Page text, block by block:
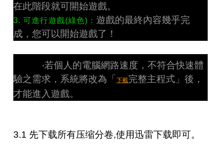
在此階段就可開始遊戲。
3. 可進行遊戲(綠色)： 遊戲的最終內容幾乎完
成，您可以開始遊戲了！
‧若個人的電腦網路速度，不符合快速體
驗之需求，系統將改為「 下載完整主程式」後，
才能進入遊戲。
3.1 先下载所有压缩分卷,使用迅雷下载即可。